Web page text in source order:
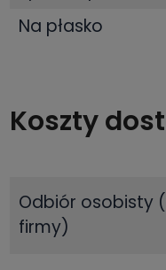
Na płasko
Koszty
Cena nie zawiera
Odbiór osobisty
firmy)